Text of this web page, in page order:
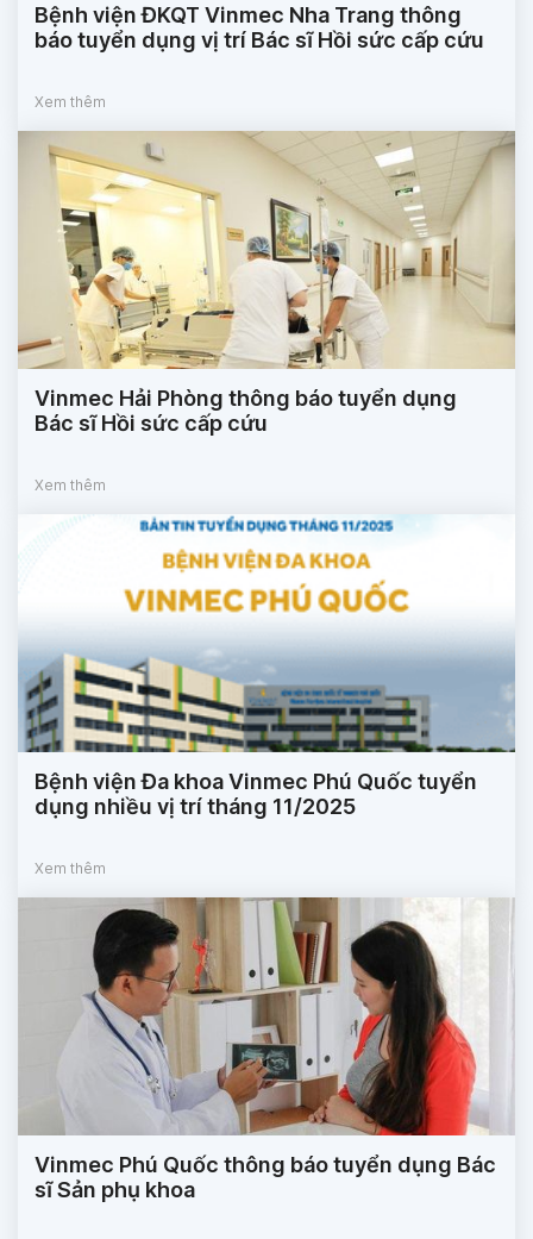
Bệnh viện ĐKQT Vinmec Nha Trang thông
báo tuyển dụng vị trí Bác sĩ Hồi sức cấp cứu
Xem thêm
Vinmec Hải Phòng thông báo tuyển dụng
Bác sĩ Hồi sức cấp cứu
Xem thêm
Bệnh viện Đa khoa Vinmec Phú Quốc tuyển
dụng nhiều vị trí tháng 11/2025
Xem thêm
Vinmec Phú Quốc thông báo tuyển dụng Bác
sĩ Sản phụ khoa